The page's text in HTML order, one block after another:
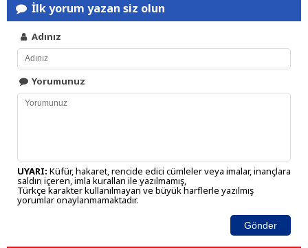
İlk yorum yazan siz olun
Adınız
Yorumunuz
UYARI: Küfür, hakaret, rencide edici cümleler veya imalar, inançlara
saldırı içeren, imla kuralları ile yazılmamış,
Türkçe karakter kullanılmayan ve büyük harflerle yazılmış
yorumlar onaylanmamaktadır.
Gönder